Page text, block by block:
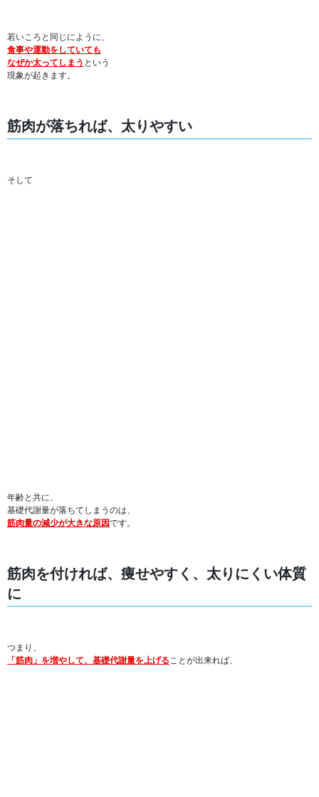
若いころと同じにように、
食事や運動をしていても
なぜか太ってしまう という
現象が起きます。
筋肉が落ちれば、太りやすい
そして
年齢と共に、
基礎代謝量が落ちてしまうのは、
筋肉量の減少が大きな原因です。
筋肉を付ければ、痩せやすく、太りにくい体質
に
つまり、
「筋肉」を増やして、基礎代謝量を上げることが出来れば、